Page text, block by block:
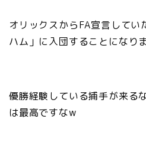
オリックスからFA宣言してい
ハム」に入団することになり
優勝経験している捕手が来る
は最高ですなw